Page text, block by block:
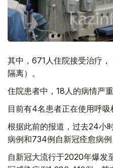
其中，671人住院接受治疗
隔离）。
住院患者中，18人的病情严
目前有4名患者正在使用呼吸
根据此前的报道，过去24小
病例和734例自新冠痊愈病例
自新冠大流行于2020年爆发